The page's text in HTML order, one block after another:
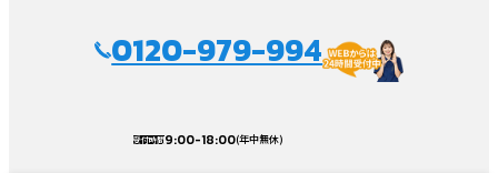
0120-979-994
受付時間9:00-18:00(年中無休)